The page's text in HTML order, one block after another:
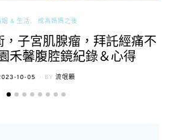
姻 & 生活 成為媽媽之後
子宮肌腺瘤，拜託經痛不
禾馨腹腔鏡紀錄＆心得
10-05 BY 流氓顆